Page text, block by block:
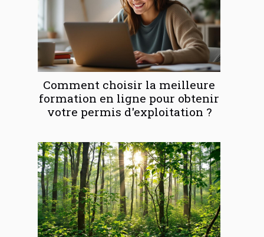
Comment choisir la meilleure
formation en ligne pour obtenir
votre permis d'exploitation ?